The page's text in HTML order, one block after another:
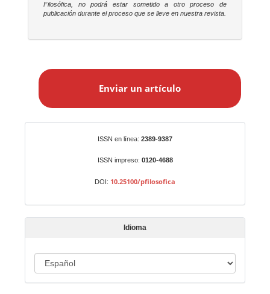
Filosófica , no podrá estar sometido a otro proceso de
publicación durante el proceso que se lleve en nuestra revista.
a
t
í
o
Enviar un artículo
ISSN en línea: 2389-9387
ISSN impreso: 0120-4688
DOI: 10.25100/pfilosofica
Idioma
d